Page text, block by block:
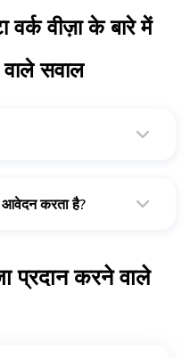
वर्क वीज़ा के बारे में
सवाल
आवेदन करता है?
प्रदान करने वाले